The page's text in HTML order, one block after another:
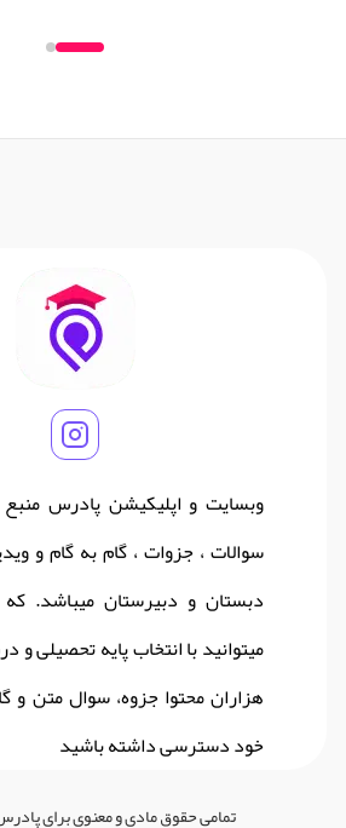
وبسایت و اپلیکیشن پادرس
سوالات ، جزوات ، گام به گام و
دبستان و دبیرستان میباشد.
میتوانید با انتخاب پایه تحصیلی
هزاران محتوا جزوه، سوال متن و
خود دسترسی داشته باشید
تمامی حقوق مادی و معنوی برای